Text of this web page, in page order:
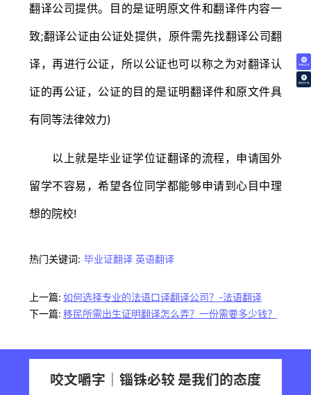
免费试译
翻译价格
翻译公司提供。目的是证明原文件和翻译件内容一
致;翻译公证由公证处提供，原件需先找翻译公司翻
译，再进行公证，所以公证也可以称之为对翻译认
证的再公证，公证的目的是证明翻译件和原文件具
有同等法律效力)
以上就是毕业证学位证翻译的流程，申请国外
留学不容易，希望各位同学都能够申请到心目中理
想的院校!
热门关键词: 毕业证翻译 英语翻译
上一篇: 如何选择专业的法语口译翻译公司？-法语翻译
下一篇: 移民所需出生证明翻译怎么弄？一份需要多少钱？
咬文嚼字｜锱铢必较 是我们的态度